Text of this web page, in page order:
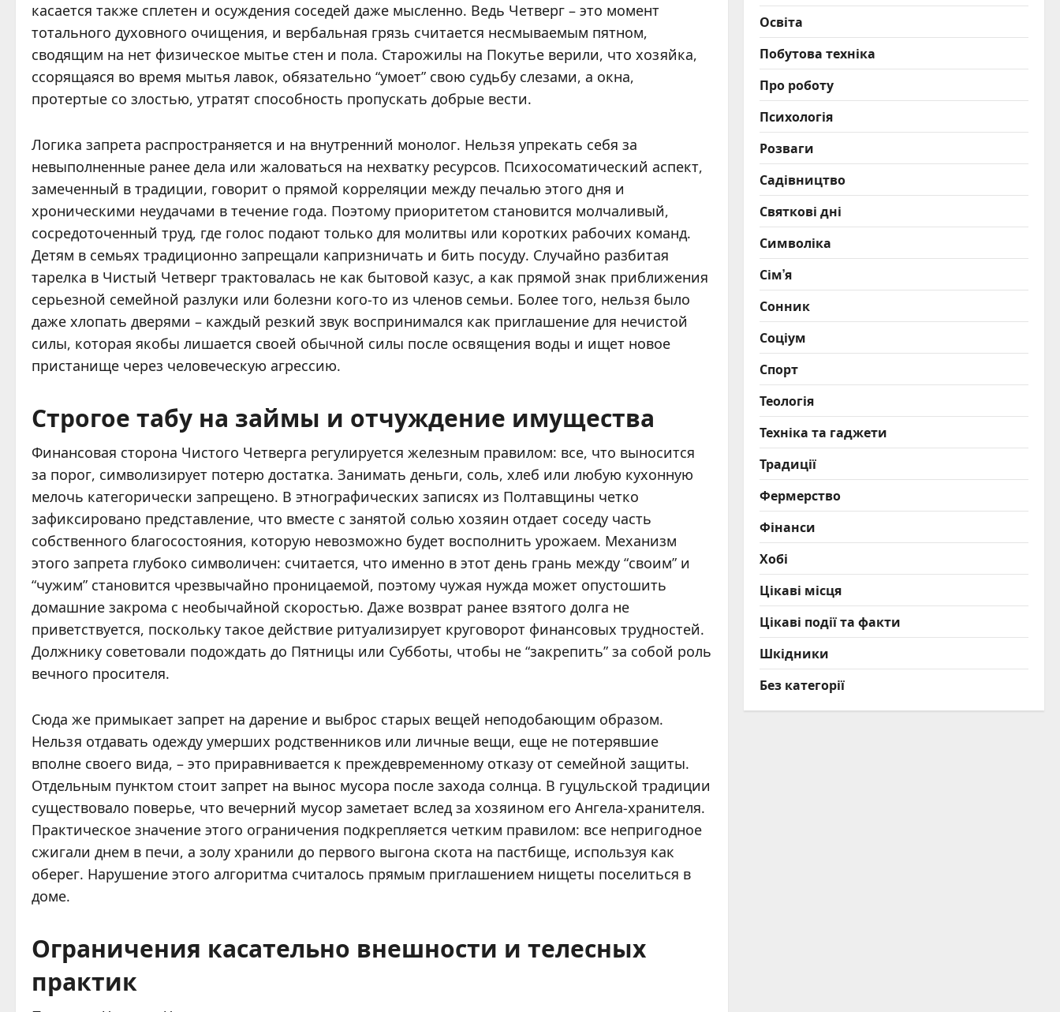
касается также сплетен и осуждения соседей даже мысленно. Ведь Четверг – это момент
тотального духовного очищения, и вербальная грязь считается несмываемым пятном,
сводящим на нет физическое мытье стен и пола. Старожилы на Покутье верили, что хозяйка,
ссорящаяся во время мытья лавок, обязательно “умоет” свою судьбу слезами, а окна,
протертые со злостью, утратят способность пропускать добрые вести.
Логика запрета распространяется и на внутренний монолог. Нельзя упрекать себя за
невыполненные ранее дела или жаловаться на нехватку ресурсов. Психосоматический аспект,
замеченный в традиции, говорит о прямой корреляции между печалью этого дня и
хроническими неудачами в течение года. Поэтому приоритетом становится молчаливый,
сосредоточенный труд, где голос подают только для молитвы или коротких рабочих команд.
Детям в семьях традиционно запрещали капризничать и бить посуду. Случайно разбитая
тарелка в Чистый Четверг трактовалась не как бытовой казус, а как прямой знак приближения
серьезной семейной разлуки или болезни кого-то из членов семьи. Более того, нельзя было
даже хлопать дверями – каждый резкий звук воспринимался как приглашение для нечистой
силы, которая якобы лишается своей обычной силы после освящения воды и ищет новое
пристанище через человеческую агрессию.
Строгое табу на займы и отчуждение имущества
Финансовая сторона Чистого Четверга регулируется железным правилом: все, что выносится
за порог, символизирует потерю достатка. Занимать деньги, соль, хлеб или любую кухонную
мелочь категорически запрещено. В этнографических записях из Полтавщины четко
зафиксировано представление, что вместе с занятой солью хозяин отдает соседу часть
собственного благосостояния, которую невозможно будет восполнить урожаем. Механизм
этого запрета глубоко символичен: считается, что именно в этот день грань между “своим” и
“чужим” становится чрезвычайно проницаемой, поэтому чужая нужда может опустошить
домашние закрома с необычайной скоростью. Даже возврат ранее взятого долга не
приветствуется, поскольку такое действие ритуализирует круговорот финансовых трудностей.
Должнику советовали подождать до Пятницы или Субботы, чтобы не “закрепить” за собой роль
вечного просителя.
Сюда же примыкает запрет на дарение и выброс старых вещей неподобающим образом.
Нельзя отдавать одежду умерших родственников или личные вещи, еще не потерявшие
вполне своего вида, – это приравнивается к преждевременному отказу от семейной защиты.
Отдельным пунктом стоит запрет на вынос мусора после захода солнца. В гуцульской традиции
существовало поверье, что вечерний мусор заметает вслед за хозяином его Ангела-хранителя.
Практическое значение этого ограничения подкрепляется четким правилом: все непригодное
сжигали днем в печи, а золу хранили до первого выгона скота на пастбище, используя как
оберег. Нарушение этого алгоритма считалось прямым приглашением нищеты поселиться в
доме.
Ограничения касательно внешности и телесных
практик
Освіта
Побутова техніка
Про роботу
Психологія
Розваги
Садівництво
Святкові дні
Символіка
Сім’я
Сонник
Соціум
Спорт
Теологія
Техніка та гаджети
Традиції
Фермерство
Фінанси
Хобі
Цікаві місця
Цікаві події та факти
Шкідники
Без категорії